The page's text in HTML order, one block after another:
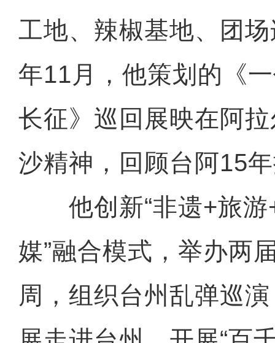
工地、辣椒基地、团
年11月，他策划的《
长征》巡回展映在阿
沙精神，回顾台阿15
他创新“非遗+旅游
媒”融合模式，举办两
周，组织台州乱弹巡